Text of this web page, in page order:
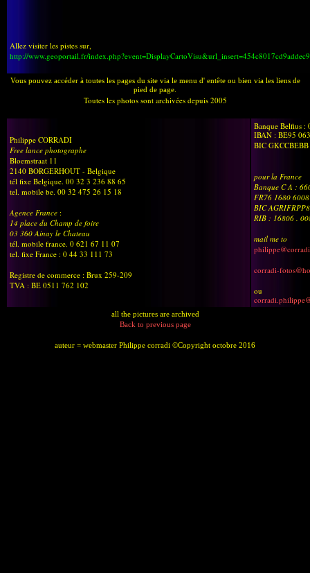
Allez visiter les pistes sur,
http://www.geoportail.fr/
Vous pouvez accéder à toutes les pages du site via le menu d' entête ou bien via les liens de
pied de page.
Toutes les photos sont archivées depuis 2005
Philippe CORRADI
Free lance photographe
Bloemstraat 11
2140 BORGERHOUT - Belgique
tél fixe Belgique. 00 32 3 236 88 65
tel. mobile be. 00 32 475 26 15 18
Agence France :
14 place du Champ de foire
03 360 Ainay le Chateau
tél. mobile france. 0 621 67 11 07
tel. fixe France : 0 44 33 111 73
Registre de commerce : Brux 259-209
TVA : BE 0511 762 102
Banque Belfius :
IBAN : BE95
BIC GKCCBEBB
pour la France
Banque C A :
FR76 1680
BIC
RIB : 16806 .
mail me to
corradi-
ou
all the pictures are archived
Back to previous page
auteur = webmaster Philippe corradi ©Copyright octobre 2016